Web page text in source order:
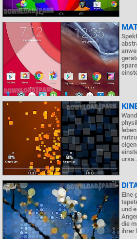
ursa..
Eine
und
die
ihrer